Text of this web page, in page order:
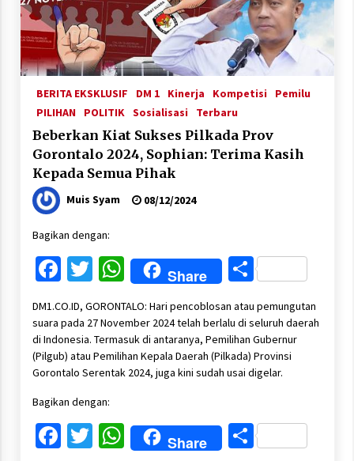
BERITA EKSKLUSIF DM 1 Kinerja Kompetisi
Pemilu
PILIHAN
POLITIK Sosialisasi Terbaru
Beberkan Kiat Sukses Pilkada Prov
Gorontalo 2024, Sophian: Terima Kasih
Kepada Semua Pihak
Muis Syam 08/12/2024
Bagikan dengan:
Facebook
Twitter
WhatsApp
Share Share
DM1.CO.ID, GORONTALO: Hari pencoblosan atau pemungutan
suara pada 27 November 2024 telah berlalu di seluruh daerah
di Indonesia. Termasuk di antaranya, Pemilihan Gubernur
(Pilgub) atau Pemilihan Kepala Daerah (Pilkada) Provinsi
Gorontalo Serentak 2024, juga kini sudah usai digelar.
Bagikan dengan:
Facebook
Twitter
WhatsApp
Share Share